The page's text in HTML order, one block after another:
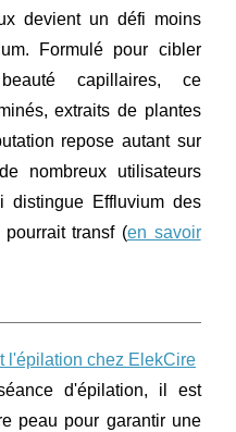
devient un défi moins
Formulé pour cibler
capillaires, ce
extraits de plantes
repose autant sur
nombreux utilisateurs
distingue Effluvium des
transf (en savoir
l'épilation chez ElekCire
d'épilation, il est
peau pour garantir une